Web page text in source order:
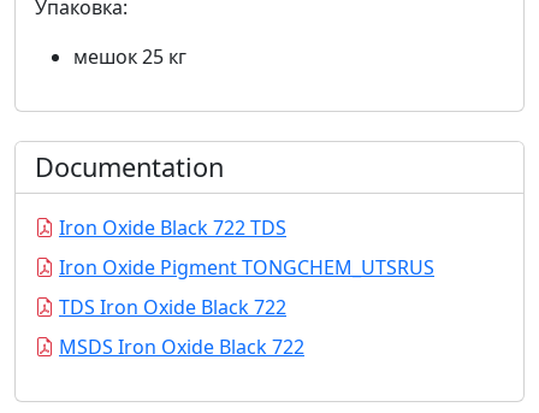
Упаковка:
мешок 25 кг
Documentation
Iron Oxide Black 722 TDS
Iron Oxide Pigment TONGCHEM_UTSRUS
TDS Iron Oxide Black 722
MSDS Iron Oxide Black 722